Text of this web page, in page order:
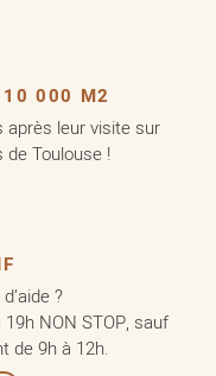
10 000 M2
après leur visite sur
Toulouse !
?
NON STOP, sauf
de 9h à 12h.